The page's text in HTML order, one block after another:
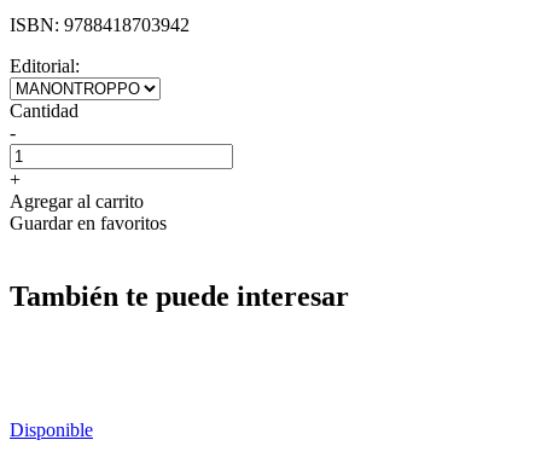
ISBN: 9788418703942
Editorial:
Cantidad
-
+
Agregar al carrito
Guardar en favoritos
También te puede interesar
Disponible